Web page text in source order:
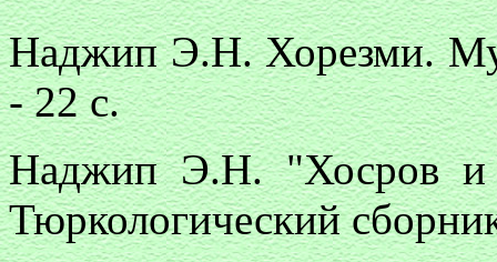
Наджип Э.Н. Хорезми.
- 22 с.
Наджип Э.Н. "Хосров
Тюркологический